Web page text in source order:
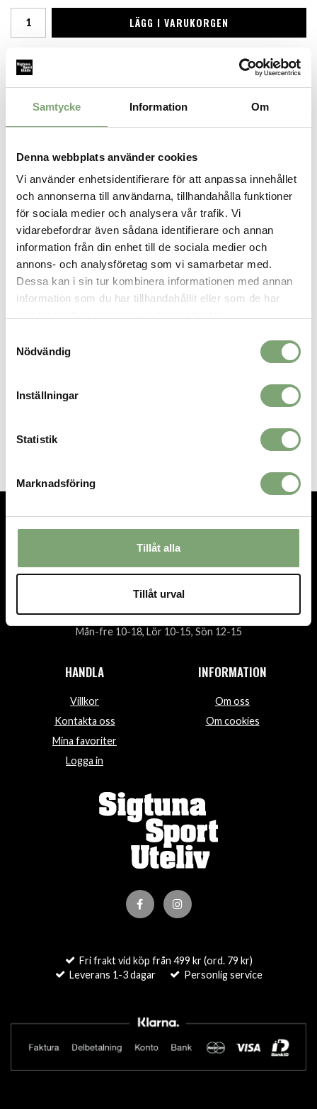
Samtycke Information Om
Denna webbplats använder cookies
Vi använder enhetsidentifierare för att anpassa innehållet
och annonserna till användarna, tillhandahålla funktioner
för sociala medier och analysera vår trafik. Vi
vidarebefordrar även sådana identifierare och annan
information från din enhet till de sociala medier och
annons- och analysföretag som vi samarbetar med.
Dessa kan i sin tur kombinera informationen med annan
information som du har tillhandahållit eller som de har
Nödvändig
Inställningar
Statistik
Marknadsföring
Tillåt alla
Tillåt urval
LÄGG I VARUKORGEN
Produktbeskrivning:
Jersey, ett tyg som består till 100% av träfibrer. Den klassiska
modellen och det svala stretchiga tyget gör Tree Tee till en
Mer information:
Normal passform
Mjuk, skön och stretchig
Skonsam mot huden
Sval känsla och bra andningsförmåga
Naturligt antibakteriell
Märkt med EU Ecolabel
Vikt medium dam: 118 g
Tyg producerat i Italien
020167_6
08-592 512 13
Stora Gatan 29, Sigtuna
Öppettider:
Mån-fre 10-18, Lör 10-15, Sön 12-15
HANDLA
Villkor
Kontakta oss
Mina favoriter
Logga in
INFORMATION
Om oss
Om cookies
Fri frakt vid köp från 499 kr (ord. 79 kr)
Leverans 1-3 dagar
Personlig service